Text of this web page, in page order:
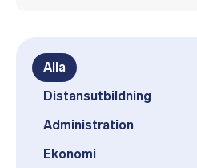
Alla
Distansutbildning
Administration
Ekonomi